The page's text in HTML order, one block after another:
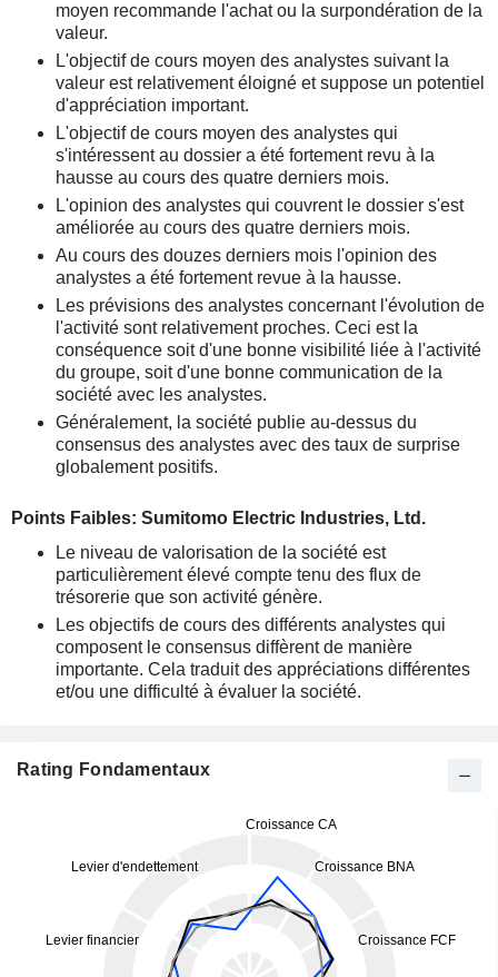
moyen recommande l'achat ou la surpondération de la
valeur.
L'objectif de cours moyen des analystes suivant la
valeur est relativement éloigné et suppose un potentiel
d'appréciation important.
L'objectif de cours moyen des analystes qui
s'intéressent au dossier a été fortement revu à la
hausse au cours des quatre derniers mois.
L'opinion des analystes qui couvrent le dossier s'est
améliorée au cours des quatre derniers mois.
Au cours des douzes derniers mois l'opinion des
analystes a été fortement revue à la hausse.
Les prévisions des analystes concernant l'évolution de
l'activité sont relativement proches. Ceci est la
conséquence soit d'une bonne visibilité liée à l'activité
du groupe, soit d'une bonne communication de la
société avec les analystes.
Généralement, la société publie au-dessus du
consensus des analystes avec des taux de surprise
globalement positifs.
Points Faibles: Sumitomo Electric Industries, Ltd.
Le niveau de valorisation de la société est
particulièrement élevé compte tenu des flux de
trésorerie que son activité génère.
Les objectifs de cours des différents analystes qui
composent le consensus diffèrent de manière
importante. Cela traduit des appréciations différentes
et/ou une difficulté à évaluer la société.
Rating Fondamentaux